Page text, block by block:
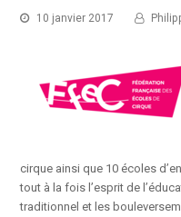
10 janvier 2017
cirque ainsi que 10 écoles
tout à la fois l’esprit de
traditionnel et les